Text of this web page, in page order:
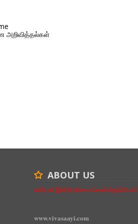
அறிவித்தல்கள்
ABOUT US
உயிர்பலி இன்றி உரிமை வென்றெடுப்போம்
www.vivasaayi.com